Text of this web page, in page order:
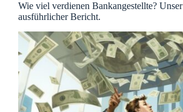
Wie viel verdienen Bankangestellte? Unser
ausführlicher Bericht.